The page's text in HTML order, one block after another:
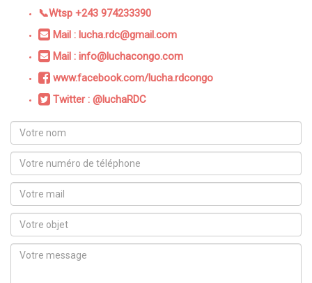
📞Wtsp +243 974233390
Mail : lucha.rdc@gmail.com
Mail : info@luchacongo.com
www.facebook.com/lucha.rdcongo
Twitter : @luchaRDC